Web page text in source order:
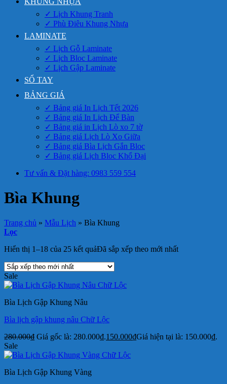
✓ Lịch Khung Tranh
✓ Phù Điêu Khung Nhựa
LAMINATE
✓ Lịch Gỗ Laminate
✓ Lịch Bloc Laminate
✓ Lịch Gập Laminate
SỔ TAY
BẢNG GIÁ
✓ Bảng giá In Lịch Tết 2026
✓ Bảng giá In Lịch Để Bàn
✓ Bảng giá in Lịch Lò xo 7 tờ
✓ Bảng giá Lịch Lò Xo Giữa
✓ Bảng giá Bìa Lịch Gắn Bloc
✓ Bảng giá Lịch Bloc Khổ Đại
Tư vấn & Đặt hàng: 0983 559 554
Bìa Khung
Trang chủ » Mẫu Lịch » Bìa Khung
Lọc
Hiển thị 1–18 của 25 kết quảĐã sắp xếp theo mới nhất
Sale
Bìa Lịch Gập Khung Nâu
Bìa lịch gập khung nâu Chữ Lộc
280.000₫ Giá gốc là: 280.000₫.150.000₫Giá hiện tại là: 150.000₫.
Sale
Bìa Lịch Gập Khung Vàng